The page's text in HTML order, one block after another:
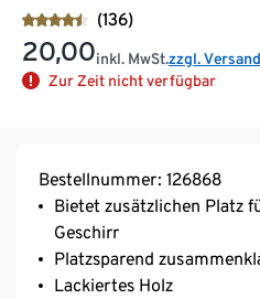
(136)
20,00inkl. MwSt.zzgl.
Zur Zeit nicht verfügbar
Bestellnummer: 126868
Bietet zusätzlichen Platz
Geschirr
Platzsparend
Lackiertes Holz